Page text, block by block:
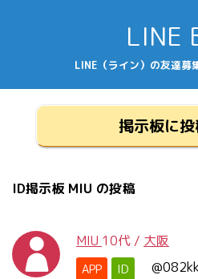
LINE
LINE（ライン）の友達募
掲示板に
ID掲示板 MIU の投稿
MIU 10代 / 大阪
APP ID